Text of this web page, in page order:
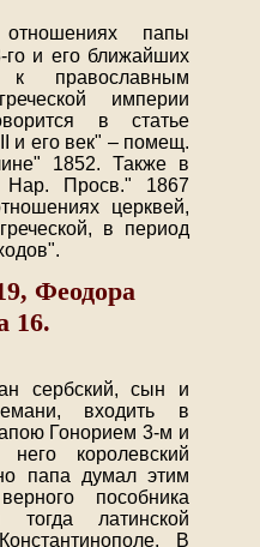
папы
го и его ближайших
к православным
империи
в статье
и его век" – помещ.
1852. Также в
Просв." 1867
церквей,
в период
Феодора
16.
сербский, сын и
входить в
Гонорием 3-м и
королевский
папа думал этим
пособника
тогда латинской
В